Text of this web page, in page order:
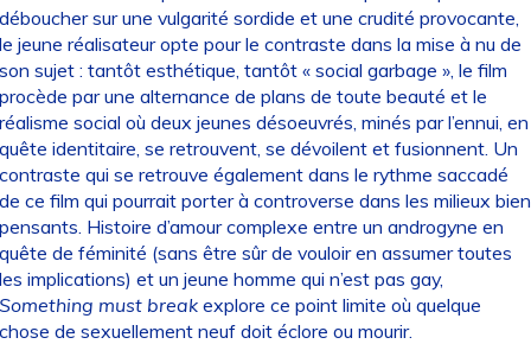
sur une vulgarité sordide et une crudité provocante,
jeune réalisateur opte pour le contraste dans la mise à nu de
sujet : tantôt esthétique, tantôt « social garbage », le film
par une alternance de plans de toute beauté et le
social où deux jeunes désoeuvrés, minés par l’ennui, en
identitaire, se retrouvent, se dévoilent et fusionnent. Un
qui se retrouve également dans le rythme saccadé
ce film qui pourrait porter à controverse dans les milieux bien
Histoire d’amour complexe entre un androgyne en
de féminité (sans être sûr de vouloir en assumer toutes
implications) et un jeune homme qui n’est pas gay,
must breakexplore ce point limite où quelque
de sexuellement neuf doit éclore ou mourir.